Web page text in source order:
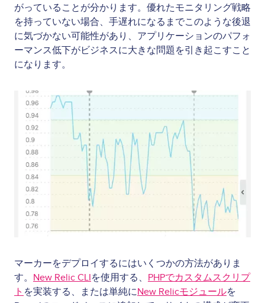
がっていることが分かります。優れたモニタリング戦略
を持っていない場合、手遅れになるまでこのような後退
に気づかない可能性があり、アプリケーションのパフォ
ーマンス低下がビジネスに大きな問題を引き起こすこと
になります。
Image
マーカーをデプロイするにはいくつかの方法がありま
す。 New Relic CLIを使用する、 PHPでカスタムスクリプ
ト を実装する、または単純にNew Relicモジュールを